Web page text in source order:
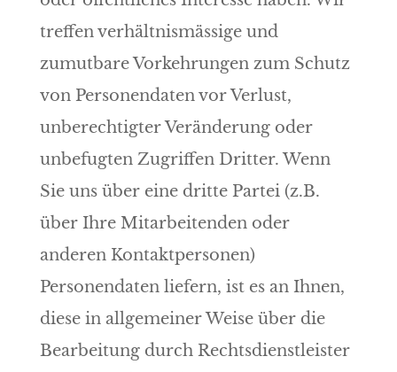
treffen verhältnismässige und
zumutbare Vorkehrungen zum Schutz
von Personendaten vor Verlust,
unberechtigter Veränderung oder
unbefugten Zugriffen Dritter. Wenn
Sie uns über eine dritte Partei (z.B.
über Ihre Mitarbeitenden oder
anderen Kontaktpersonen)
Personendaten liefern, ist es an Ihnen,
diese in allgemeiner Weise über die
Bearbeitung durch Rechtsdienstleister